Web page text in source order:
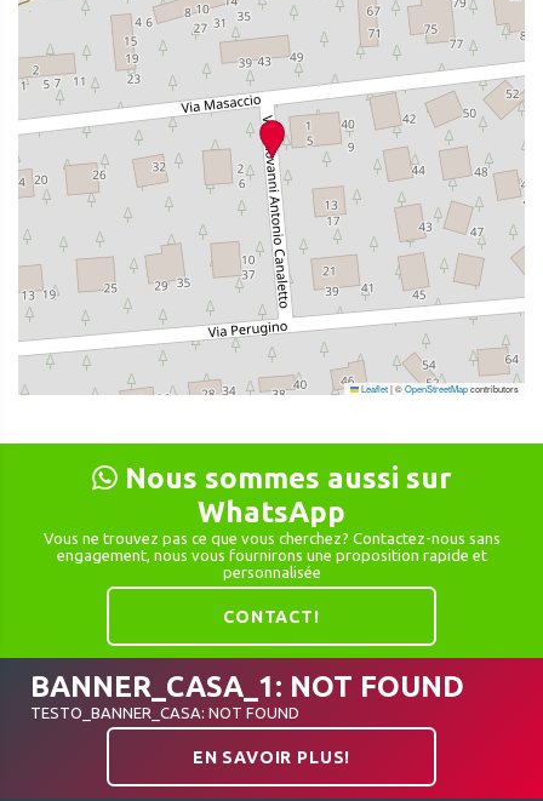
Leaflet|©OpenStreetMapcontributors
Nous sommes aussi sur
WhatsApp
Vous ne trouvez pas ce que vous cherchez? Contactez-nous sans
engagement, nous vous fournirons une proposition rapide et
personnalisée
CONTACT!
BANNER_CASA_1: NOT FOUND
TESTO_BANNER_CASA: NOT FOUND
EN SAVOIR PLUS!